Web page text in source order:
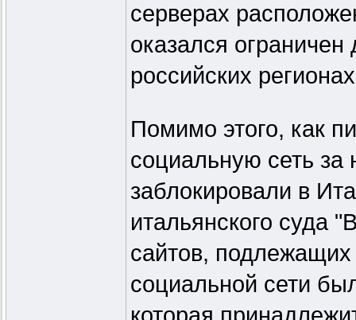
серверах
оказался ограничен
российских
Помимо этого, как
социальную сеть за
заблокировали в
итальянского суда
сайтов,
социальной сети